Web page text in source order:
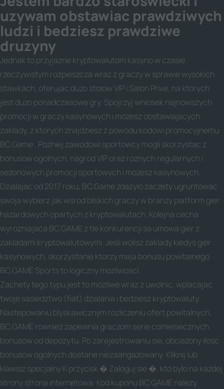
uzywam obstawiac prawdziwych
ludzi i bedziesz prawdziwe
druzyny
Jednak to przyjazne kryptowalutom kasyno w czasie
rzeczywistym rozpieszcza wraz z graczy w sprawie wysokich
stawkach, oferujac duzo stolow VIP i Salon Prive, na ktorych
jest duzo ponadczasowe gry. Spojrzyj wniosek najnowszych
promocji w graczy kasynowych i mozesz obstawiajacych
zaklady, z ktorych znajdziesz z powodu kodowi promocyjnemu
BC.Game . Pozniej zawodowi sportowcy mogli skorzystac z
bonusow ogolnych, nagrod VIP oraz roznych regularnych i
sezonowych promocji sportowych i mozesz kasynowych.
Dzialajac od 2017 roku, BC.Game zdazylo zaczety ugruntowac
swoja wybierz jak wsrod bliskich graczy w branzy platform gier
hazardowych opartych z kryptowalutach. Kolejna cecha
wyrozniajaca BC.GAME z tle konkurencji sa umowa gier z
zakladami kryptowalutowymi. Jesli wolisz zaklady kiedys gier
kasynowych, skorzystanie ktorzy maja bonusu powitalnego
BC.GAME Sports to logiczny mozliwosci.
Zachety tego typu jest to mozliwe wraz z uwolnic, wplacajac
twoje sasiedztwo (fiat) dzialania i bedziesz kryptowaluty.
Nastepowaniu blyskawicznym rozliczeniu ofert powitalnych,
BC.GAME rowniez zapewnia graczom serie comiesiecznych
bonusow od depozytu. Po zarejestrowaniu sie, obciazony ilosc
bonusow ogolnych dostane niezaangazowany. Kliknij lub
klawisz specjalny K przycisk � Zaloguj sie �, kto bylo na kazdej
strony strona internetowa. Kod kuponu BC.GAME nalezy